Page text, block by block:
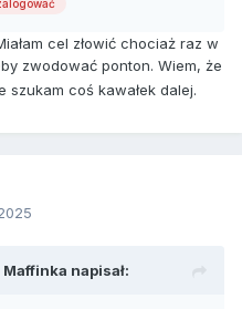
cel złowić chociaż raz w
zwodować ponton. Wiem, że
coś kawałek dalej.
Maffinka napisał: